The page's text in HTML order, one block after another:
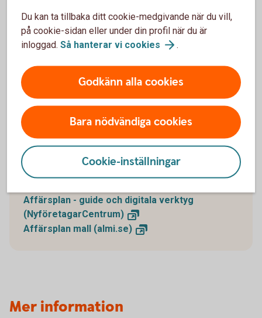
att förhålla dig till? Pränta ned allt om hur:et
som ska ta dig från A till Ö.
Så här gör du en affärsplan
Vill du komma i gång med ditt företagande? Som
kund hos oss får du hjälp av NyföretagarCentrum och
Almi med mall, guide och digitala verktyg så att du
enkelt skapar en affärsplan.
Affärsplan - guide och digitala verktyg
(NyföretagarCentrum)
Affärsplan mall (almi.se)
Mer information
Du kan ta tillbaka ditt cookie-medgivande när du vill,
på cookie-sidan eller under din profil när du är
inloggad. Så hanterar vi cookies .
Godkänn alla cookies
Bara nödvändiga cookies
Cookie-inställningar